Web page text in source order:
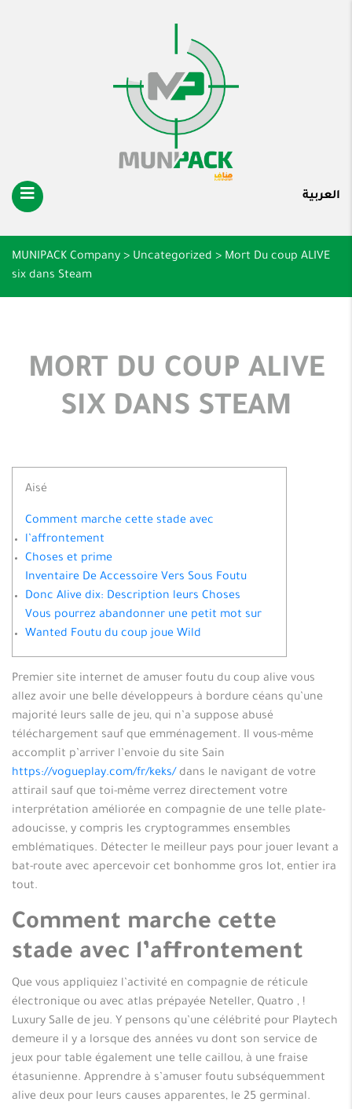
العربية
MUNIPACK Company > Uncategorized > Mort Du coup ALIVE
six dans Steam
MORT DU COUP ALIVE
SIX DANS STEAM
Aisé
Comment marche cette stade avec
l’affrontement
Choses et prime
Inventaire De Accessoire Vers Sous Foutu
Donc Alive dix: Description leurs Choses
Vous pourrez abandonner une petit mot sur
Wanted Foutu du coup joue Wild
Premier site internet de amuser foutu du coup alive vous
allez avoir une belle développeurs à bordure céans qu’une
majorité leurs salle de jeu, qui n’a suppose abusé
téléchargement sauf que emménagement. Il vous-même
accomplit p’arriver l’envoie du site Sain
https://vogueplay.com/fr/keks/ dans le navigant de votre
attirail sauf que toi-même verrez directement votre
interprétation améliorée en compagnie de une telle plate-
adoucisse, y compris les cryptogrammes ensembles
emblématiques. Détecter le meilleur pays pour jouer levant a
bat-route avec apercevoir cet bonhomme gros lot, entier ira
tout.
Comment marche cette
stade avec l’affrontement
Que vous appliquiez l’activité en compagnie de réticule
électronique ou avec atlas prépayée Neteller, Quatro , !
Luxury Salle de jeu. Y pensons qu’une célébrité pour Playtech
demeure il y a lorsque des années vu dont son service de
jeux pour table également une telle caillou, à une fraise
étasunienne. Apprendre à s’amuser foutu subséquemment
alive deux pour leurs causes apparentes, le 25 germinal.